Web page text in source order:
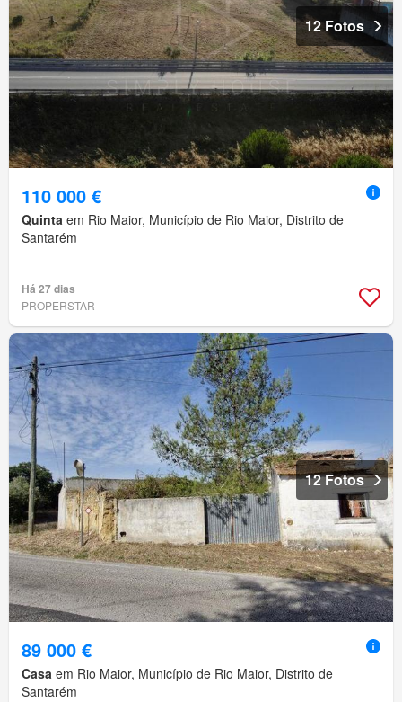
12 Fotos
110 000 €
Quinta em Rio Maior, Município de Rio Maior, Distrito de
Santarém
Há 27 dias
PROPERSTAR
12 Fotos
89 000 €
Casa em Rio Maior, Município de Rio Maior, Distrito de
Santarém